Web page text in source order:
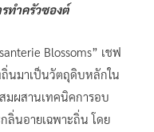
ทำครัวซองต์
Blossoms” เชฟ
นมาเป็นวัตถุดิบหลักใน
มผสานเทคนิคการอบ
ลิ่นอายเฉพาะถิ่น โดย